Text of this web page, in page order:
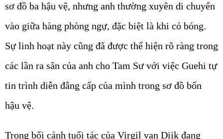
sơ đồ ba hậu vệ, nhưng anh thường xuyên di chuyển
vào giữa hàng phòng ngự, đặc biệt là khi có bóng.
Sự linh hoạt này cũng đã được thể hiện rõ ràng trong
các lần ra sân của anh cho Tam Sư với việc Guehi tự
tin trình diễn đẳng cấp của mình trong sơ đồ bốn
hậu vệ.
Trong bối cảnh tuổi tác của Virgil van Dijk đang